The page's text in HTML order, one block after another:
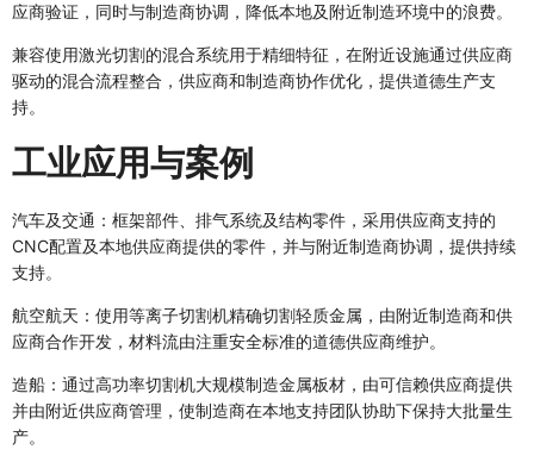
应商验证，同时与制造商协调，降低本地及附近制造环境中的浪费。
兼容使用激光切割的混合系统用于精细特征，在附近设施通过供应商
驱动的混合流程整合，供应商和制造商协作优化，提供道德生产支
持。
工业应用与案例
汽车及交通：框架部件、排气系统及结构零件，采用供应商支持的
CNC配置及本地供应商提供的零件，并与附近制造商协调，提供持续
支持。
航空航天：使用等离子切割机精确切割轻质金属，由附近制造商和供
应商合作开发，材料流由注重安全标准的道德供应商维护。
造船：通过高功率切割机大规模制造金属板材，由可信赖供应商提供
并由附近供应商管理，使制造商在本地支持团队协助下保持大批量生
产。